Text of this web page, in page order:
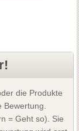
die Produkte
= Geht so). Sie